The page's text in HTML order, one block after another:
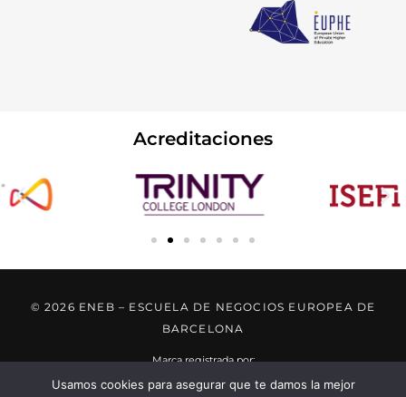
Acreditaciones
© 2026 ENEB – ESCUELA DE NEGOCIOS EUROPEA DE
BARCELONA
Marca registrada por:
Usamos cookies para asegurar que te damos la mejor